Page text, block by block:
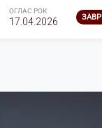
ОГЛАС РОК
17.04.2026